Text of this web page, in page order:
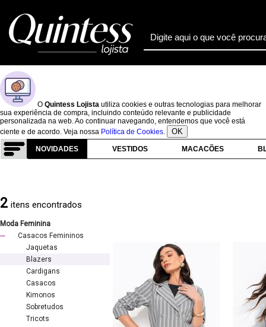
O Quintess Lojista utiliza cookies e outras tecnologias para melhorar
sua experiência de compra, incluindo conteúdo relevante e publicidade
personalizada na web. Ao continuar navegando, entendemos que você está
ciente e de acordo. Veja nossa Política de Cookies. OK
NOVIDADES VESTIDOS MACACÕES
2 itens encontrados
Moda Feminina
Casacos Femininos
Jaquetas
Blazers
Cardigans
Casacos
Kimonos
Sobretudos
Tricots